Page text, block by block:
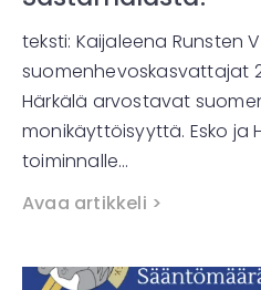
teksti: Kaijaleena Runsten
suomenhevoskasvattajat
Härkälä arvostavat
monikäyttöisyyttä. Esko ja
toiminnalle…
Avaa artikkeli >